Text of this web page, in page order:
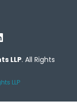
LLP. All Rights
LLP